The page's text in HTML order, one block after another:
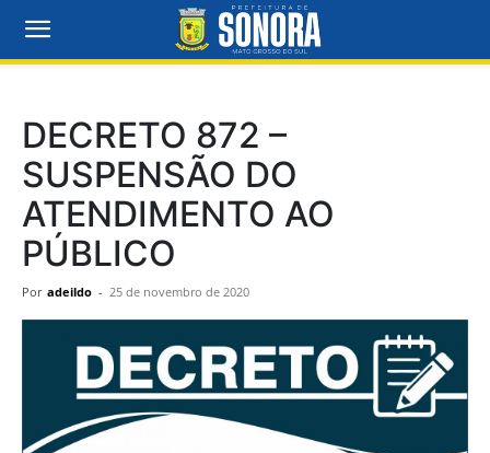
DECRETO 872 –
SUSPENSÃO DO
ATENDIMENTO AO
PÚBLICO
Por adeildo - 25 de novembro de 2020